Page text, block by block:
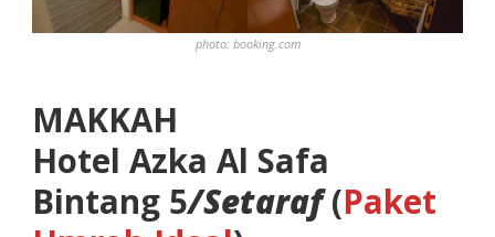
photo: booking.com
MAKKAH
Hotel Azka Al Safa
Bintang 5/Setaraf (Paket